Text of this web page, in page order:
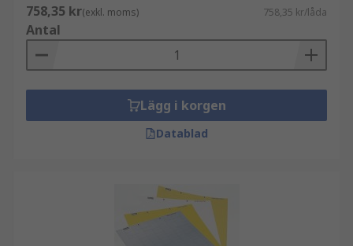
758,35 kr(exkl. moms) 758,35 kr/låda
Antal
Lägg i korgen
Datablad